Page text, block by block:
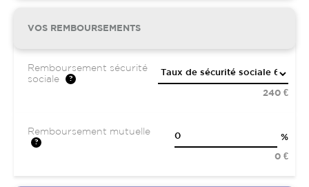
VOS REMBOURSEMENTS
Remboursement sécurité
sociale
240 €
Remboursement mutuelle
%
0 €